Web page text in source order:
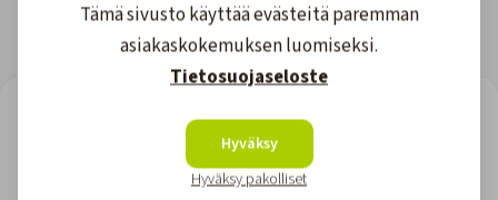
LOOKING FOR REVIEWS?
View all reviews
Site owner: Upgrade for more views or wait till monthly reset.
Tämä sivusto käyttää evästeitä paremman
asiakaskokemuksen luomiseksi.
Tietosuojaseloste
Hyväksy
Hyväksy pakolliset